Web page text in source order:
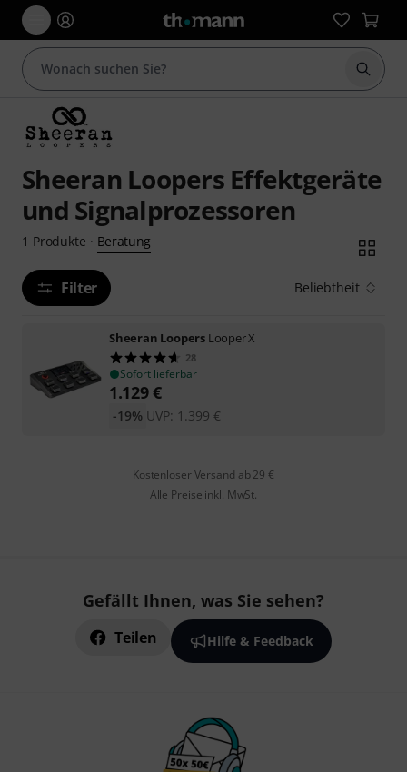
Suche
Sheeran Loopers Effektgeräte
und Signalprozessoren
1 Produkte · Beratung
Filter Beliebtheit
Sheeran Loopers Looper X
28
Sofort lieferbar
1.129€
UVP: 1.399 €
-19%
Kostenloser Versand ab 29 €
Alle Preise inkl. MwSt.
Gefällt Ihnen, was Sie sehen?
Teilen Hilfe & Feedback